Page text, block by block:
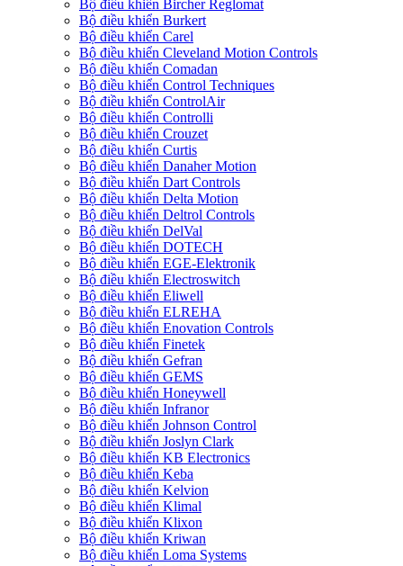
Bộ điều khiển Bircher Reglomat
Bộ điều khiển Burkert
Bộ điều khiển Carel
Bộ điều khiển Cleveland Motion Controls
Bộ điều khiển Comadan
Bộ điều khiển Control Techniques
Bộ điều khiển ControlAir
Bộ điều khiển Controlli
Bộ điều khiển Crouzet
Bộ điều khiển Curtis
Bộ điều khiển Danaher Motion
Bộ điều khiển Dart Controls
Bộ điều khiển Delta Motion
Bộ điều khiển Deltrol Controls
Bộ điều khiển DelVal
Bộ điều khiển DOTECH
Bộ điều khiển EGE-Elektronik
Bộ điều khiển Electroswitch
Bộ điều khiển Eliwell
Bộ điều khiển ELREHA
Bộ điều khiển Enovation Controls
Bộ điều khiển Finetek
Bộ điều khiển Gefran
Bộ điều khiển GEMS
Bộ điều khiển Honeywell
Bộ điều khiển Infranor
Bộ điều khiển Johnson Control
Bộ điều khiển Joslyn Clark
Bộ điều khiển KB Electronics
Bộ điều khiển Keba
Bộ điều khiển Kelvion
Bộ điều khiển Klimal
Bộ điều khiển Klixon
Bộ điều khiển Kriwan
Bộ điều khiển Loma Systems